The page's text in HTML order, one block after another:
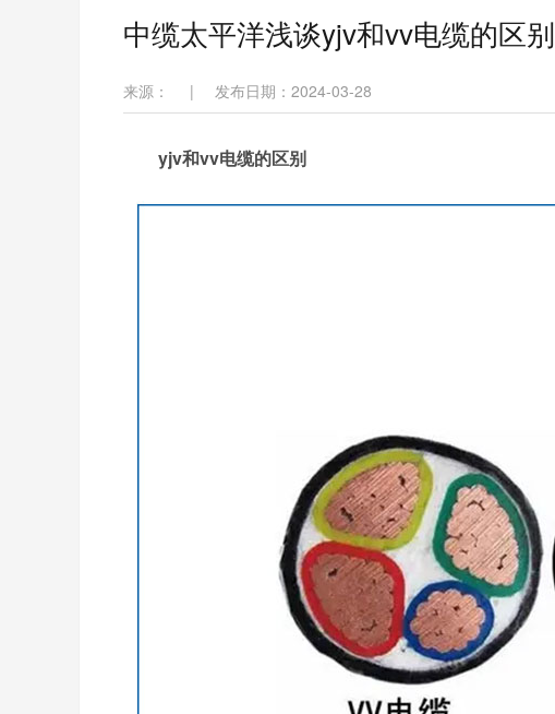
中缆太平洋浅谈yjv和vv电缆的区别
来源： | 发布日期：2024-03-28
yjv和vv电缆的区别